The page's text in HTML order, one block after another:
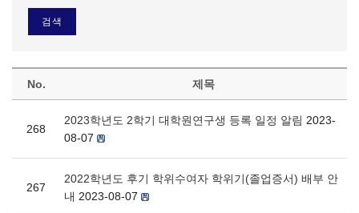
No. 제목
268
2023학년도 2학기 대학원연구생 등록 일정 알림 2023-
08-07
267
2022학년도 후기 학위수여자 학위기(졸업증서) 배부 안
내 2023-08-07